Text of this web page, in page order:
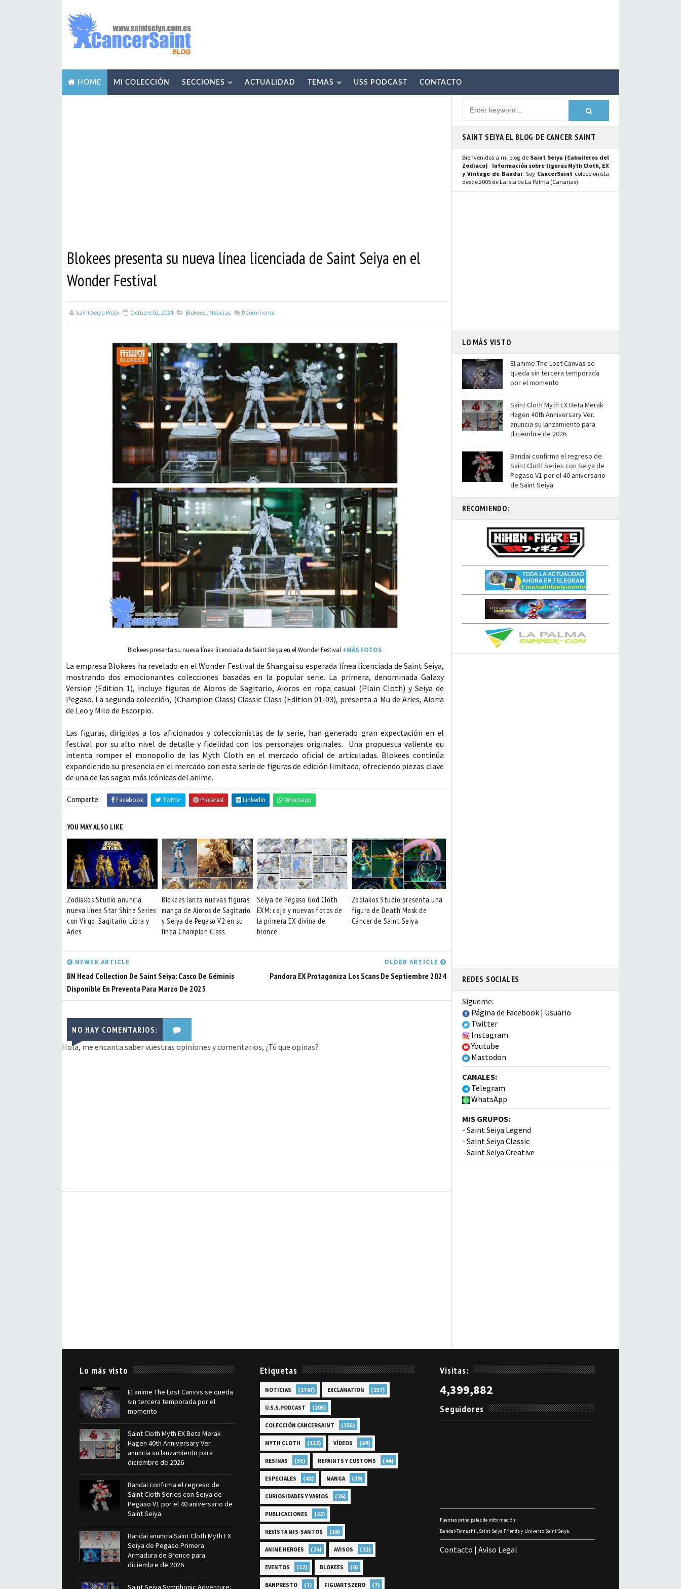
HOME MI COLECCIÓN SECCIONES ACTUALIDAD TEMAS USS PODCAST CONTACTO
Blokees presenta su nueva línea licenciada de Saint Seiya en el
Wonder Festival
Saint Seiya Webs Octubre 02, 2024 Blokees , Noticias 0 Comments
Blokees presenta su nueva línea licenciada de Saint Seiya en el Wonder Festival +MÁS FOTOS
La empresa Blokees ha revelado en el Wonder Festival de Shangai su esperada línea licenciada de Saint Seiya,
mostrando dos emocionantes colecciones basadas en la popular serie. La primera, denominada Galaxy
Version (Edition 1), incluye figuras de Aioros de Sagitario, Aioros en ropa casual (Plain Cloth) y Seiya de
Pegaso. La segunda colección, (Champion Class) Classic Class (Edition 01-03), presenta a Mu de Aries, Aioria
de Leo y Milo de Escorpio.
Las figuras, dirigidas a los aficionados y coleccionistas de la serie, han generado gran expectación en el
festival por su alto nivel de detalle y fidelidad con los personajes originales. Una propuesta valiente qu
intenta romper el monopolio de las Myth Cloth en el mercado oficial de articuladas. Blokees continúa
expandiendo su presencia en el mercado con esta serie de figuras de edición limitada, ofreciendo piezas clave
de una de las sagas más icónicas del anime.
Comparte: Facebook Twitter Pinterest Linkedin Whatsapp
YOU MAY ALSO LIKE
Zodiakos Studio anuncia
nueva línea Star Shine Series
con Virgo, Sagitario, Libra y
Aries
Blokees lanza nuevas figuras
manga de Aioros de Sagitario
y Seiya de Pegaso V2 en su
línea Champion Class
Seiya de Pegaso God Cloth
EXM: caja y nuevas fotos de
la primera EX divina de
bronce
Zodiakos Studio presenta una
figura de Death Mask de
Cáncer de Saint Seiya
NEWER ARTICLE
BN Head Collection De Saint Seiya: Casco De Géminis
Disponible En Preventa Para Marzo De 2025
OLDER ARTICLE
Pandora EX Protagoniza Los Scans De Septiembre 2024
NO HAY COMENTARIOS:
Hola, me encanta saber vuestras opiniones y comentarios, ¿Tú que opinas?
SAINT SEIYA EL BLOG DE CANCER SAINT
Bienvenidos a mi blog de Saint Seiya (Caballeros del
Zodiaco) - Información sobre figuras Myth Cloth, EX
y Vintage de Bandai. Soy CancerSaint coleccionista
desde 2005 de La Isla de La Palma (Canarias).
LO MÁS VISTO
El anime The Lost Canvas se
queda sin tercera temporada
por el momento
Saint Cloth Myth EX Beta Merak
Hagen 40th Anniversary Ver.
anuncia su lanzamiento para
diciembre de 2026
Bandai confirma el regreso de
Saint Cloth Series con Seiya de
Pegaso V1 por el 40 aniversario
de Saint Seiya
RECOMIENDO:
REDES SOCIALES
Sigueme:
Página de Facebook | Usuario
Twitter
Instagram
Youtube
Mastodon
CANALES:
Telegram
WhatsApp
MIS GRUPOS:
- Saint Seiya Legend
- Saint Seiya Classic
- Saint Seiya Creative
Lo más visto
El anime The Lost Canvas se queda
sin tercera temporada por el
momento
Saint Cloth Myth EX Beta Merak
Hagen 40th Anniversary Ver.
anuncia su lanzamiento para
diciembre de 2026
Bandai confirma el regreso de
Saint Cloth Series con Seiya de
Pegaso V1 por el 40 aniversario de
Saint Seiya
Bandai anuncia Saint Cloth Myth EX
Seiya de Pegaso Primera
Armadura de Bronce para
diciembre de 2026
Saint Seiya Symphonic Adventure:
Etiquetas
NOTICIAS (1747) EXCLAMATION (257)
U.S.S.PODCAST (205)
COLECCIÓN CANCERSAINT (155)
MYTH CLOTH (113) VÍDEOS (84)
RESINAS (55) REPAINTS Y CUSTOMS (44)
ESPECIALES (42) MANGA (29)
CURIOSIDADES Y VARIOS (26)
PUBLICACIONES (22)
REVISTA MIS-SANTOS (16)
ANIME HEROES (14) AVISOS (12)
EVENTOS (12) BLOKEES (9)
BANPRESTO (7) FIGUARTSZERO (7)
Visitas:
4,399,882
Seguidores
Fuentes principales de información:
Bandai-Tamashii, Saint Seiya Friends y Universo Saint Seiya.
Contacto |Aviso Legal